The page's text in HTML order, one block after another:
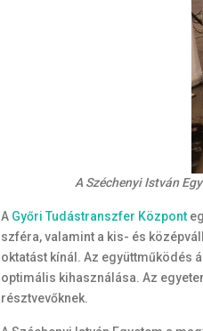
A Széchenyi István
A Győri Tudástranszfer Központ
szféra, valamint a kis- és
oktatást kínál. Az együttműködés
optimális kihasználása. Az
résztvevőknek.